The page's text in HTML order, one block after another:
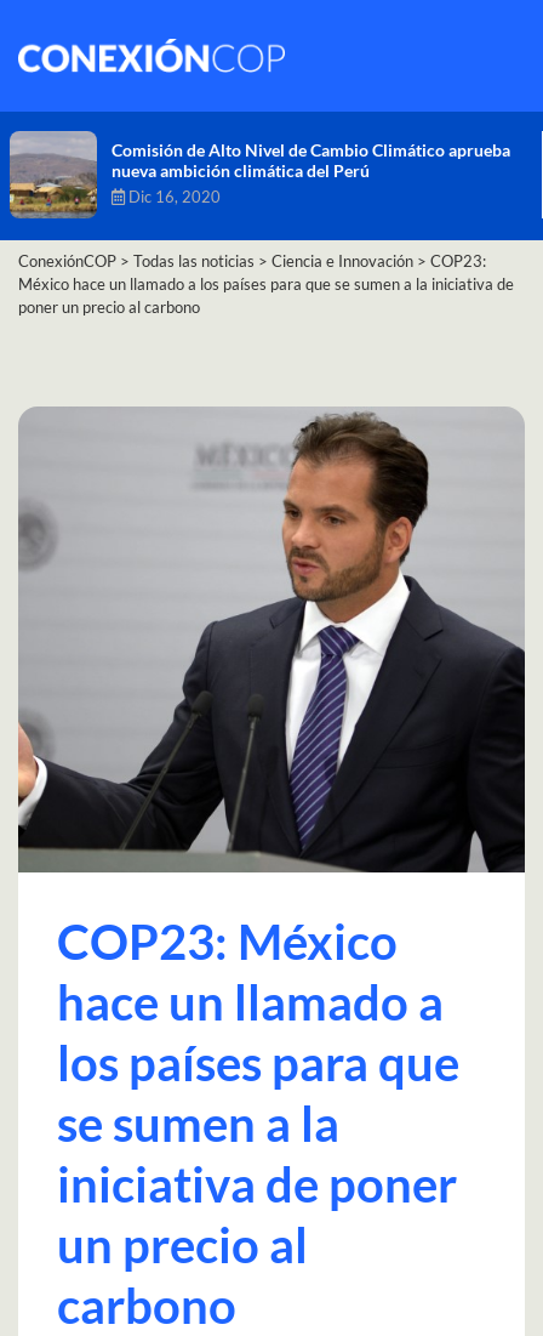
Comisión de Alto Nivel de Cambio Climático aprueba
nueva ambición climática del Perú
Dic 16, 2020
ConexiónCOP > Todas las noticias > Ciencia e Innovación > COP23:
México hace un llamado a los países para que se sumen a la iniciativa de
poner un precio al carbono
COP23: México
hace un llamado a
los países para que
se sumen a la
iniciativa de poner
un precio al
carbono